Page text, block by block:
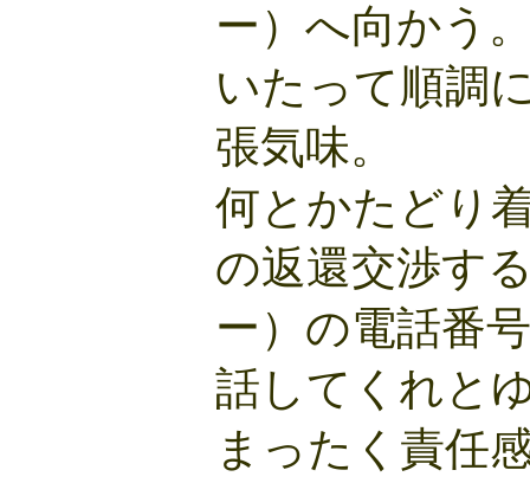
ー）へ向かう
いたって順調
張気味。
何とかたどり
の返還交渉す
ー）の電話番
話してくれと
まったく責任